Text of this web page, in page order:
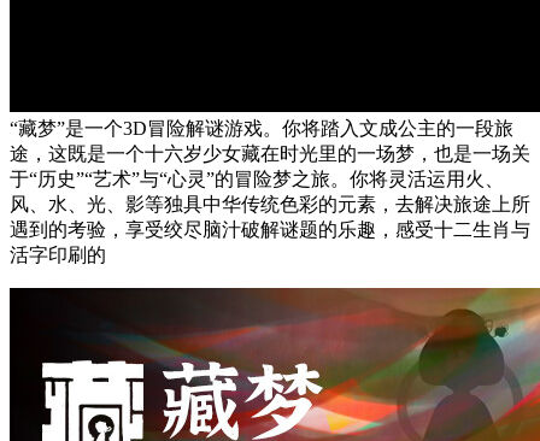
“藏梦”是一个3D冒险解谜游戏。你将踏入文成公主的一段旅
途，这既是一个十六岁少女藏在时光里的一场梦，也是一场关
于“历史”“艺术”与“心灵”的冒险梦之旅。你将灵活运用火、
风、水、光、影等独具中华传统色彩的元素，去解决旅途上所
遇到的考验，享受绞尽脑汁破解谜题的乐趣，感受十二生肖与
活字印刷的